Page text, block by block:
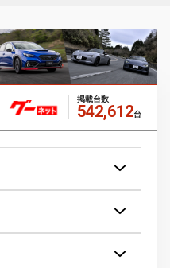
掲載台数
542,612台